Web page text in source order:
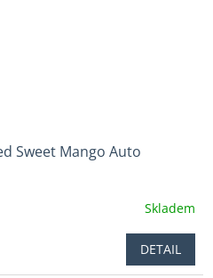
Sweet Mango Auto
Skladem
DETAIL